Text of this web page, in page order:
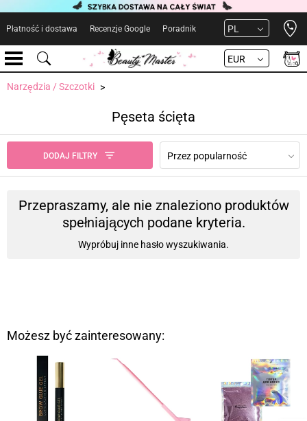
Płatność i dostawa Recenzje Google Poradnik PL
EUR
Narzędzia / Szczotki
Pęseta ścięta
DODAJ FILTRY Przez popularność
Przepraszamy, ale nie znaleziono produktów
spełniających podane kryteria.
Wypróbuj inne hasło wyszukiwania.
Możesz być zainteresowany: